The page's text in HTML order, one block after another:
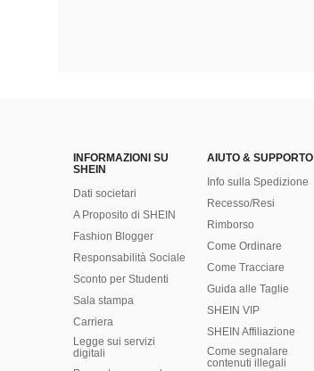
INFORMAZIONI SU
SHEIN
Dati societari
A Proposito di SHEIN
Fashion Blogger
Responsabilità Sociale
Sconto per Studenti
Sala stampa
Carriera
Legge sui servizi
digitali
AIUTO & SUPPORTO
Info sulla Spedizione
Recesso/Resi
Rimborso
Come Ordinare
Come Tracciare
Guida alle Taglie
SHEIN VIP
SHEIN Affiliazione
Come segnalare
contenuti illegali